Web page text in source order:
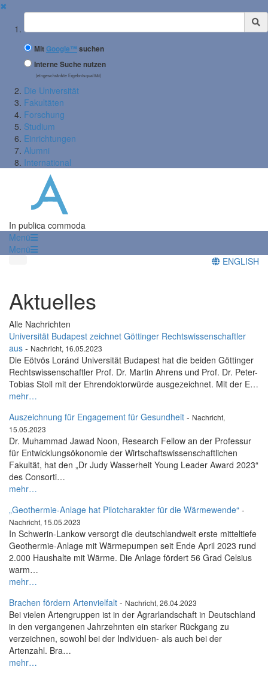
✖
Suchbegriff
MitGoogle™ suchen
Interne Suche nutzen
(eingeschränkte Ergebnisqualität)
Die Universität
Fakultäten
Forschung
Studium
Einrichtungen
Alumni
International
In publica commoda
Menü
Menü
ENGLISH
Aktuelles
Alle Nachrichten
Universität Budapest zeichnet Göttinger Rechtswissenschaftler
aus - Nachricht, 16.05.2023
Die Eötvös Loránd Universität Budapest hat die beiden Göttinger
Rechtswissenschaftler Prof. Dr. Martin Ahrens und Prof. Dr. Peter-
Tobias Stoll mit der Ehrendoktorwürde ausgezeichnet. Mit der E…
mehr…
Auszeichnung für Engagement für Gesundheit - Nachricht,
15.05.2023
Dr. Muhammad Jawad Noon, Research Fellow an der Professur
für Entwicklungsökonomie der Wirtschaftswissenschaftlichen
Fakultät, hat den „Dr Judy Wasserheit Young Leader Award 2023“
des Consorti…
mehr…
„Geothermie-Anlage hat Pilotcharakter für die Wärmewende“ -
Nachricht, 15.05.2023
In Schwerin-Lankow versorgt die deutschlandweit erste mitteltiefe
Geothermie-Anlage mit Wärmepumpen seit Ende April 2023 rund
2.000 Haushalte mit Wärme. Die Anlage fördert 56 Grad Celsius
warm…
mehr…
Brachen fördern Artenvielfalt - Nachricht, 26.04.2023
Bei vielen Artengruppen ist in der Agrarlandschaft in Deutschland
in den vergangenen Jahrzehnten ein starker Rückgang zu
verzeichnen, sowohl bei der Individuen- als auch bei der
Artenzahl. Bra…
mehr…